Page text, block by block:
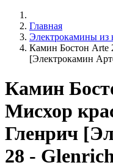
Главная
Электрокамины из
Камин Бостон Arte
[Электрокамин
Камин
Мисхор
Гленрич
28 -